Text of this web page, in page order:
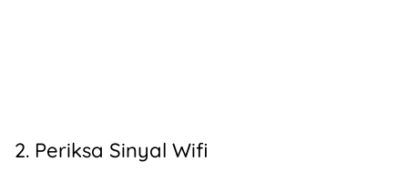
2. Periksa Sinyal Wifi